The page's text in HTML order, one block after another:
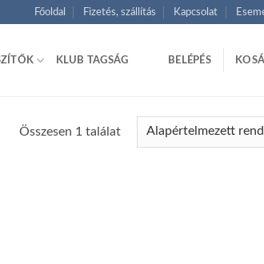
Főoldal Fizetés, szállítás Kapcsolat
KLUB TAGSÁG BELÉPÉS
Összesen 1 találat